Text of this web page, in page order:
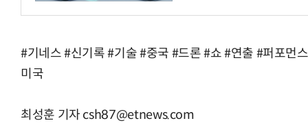
#기네스 #신기록 #기술 #중국 #드론 #쇼 #연출 #퍼포먼
미국
최성훈 기자 csh87@etnews.com